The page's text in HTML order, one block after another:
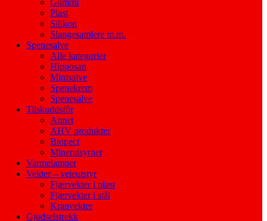
Gummi
Plast
Silikon
Slangesamlere m.m.
Spenesalve
Alle kategorier
Hipposan
Mintsalve
Spenekrem
Spenesalve
Tilskuddsfôr
Annet
AHV produkter
Biopect
Mineralsyrner
Varmelamper
Vekter – veieutstyr
Fjærvekter i plast
Fjærvekter i stål
Kranvekter
Gjødselstrekk